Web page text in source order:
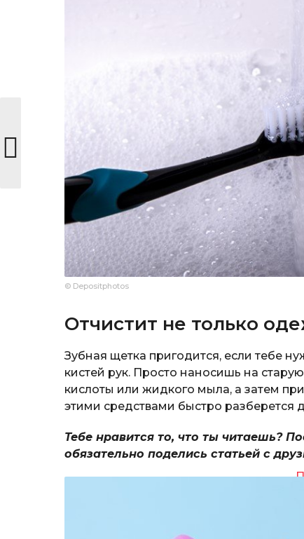
© Depositphotos
Отчистит не только
Зубная щетка пригодится, если тебе
кистей рук. Просто наносишь на
кислоты или жидкого мыла, а затем
этими средствами быстро разберется
Тебе нравится то, что ты читаешь?
обязательно поделись статьей с